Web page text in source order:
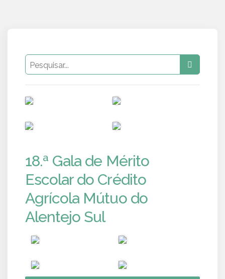
18.ª Gala de Mérito
Escolar do Crédito
Agrícola Mútuo do
Alentejo Sul